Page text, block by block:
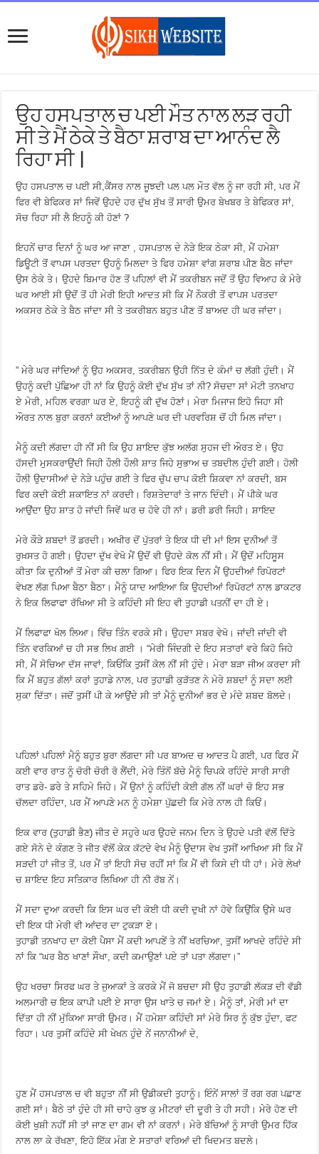
ਉਹ ਹਸਪਤਾਲ ਚ ਪਈ ਮੌਤ ਨਾਲ ਲੜ ਰਹੀ
ਸੀ ਤੇ ਮੈਂ ਠੇਕੇ ਤੇ ਬੈਠਾ ਸ਼ਰਾਬ ਦਾ ਆਨੰਦ ਲੈ
ਰਿਹਾ ਸੀ |
ਉਹ ਹਸਪਤਾਲ ਚ ਪਈ ਸੀ,ਕੈਂਸਰ ਨਾਲ ਜੂਝਦੀ ਪਲ ਪਲ ਮੌਤ ਵੱਲ ਨੂੰ ਜਾ ਰਹੀ ਸੀ, ਪਰ ਮੈਂ
ਫਿਰ ਵੀ ਬੇਫਿਕਰ ਸਾਂ ਜਿਵੇਂ ਉਹਦੇ ਹਰ ਦੁੱਖ ਸੁੱਖ ਤੋਂ ਸਾਰੀ ਉਮਰ ਬੇਖਬਰ ਤੇ ਬੇਫਿਕਰ ਸਾਂ,
ਸੋਚ ਰਿਹਾ ਸੀ ਲੈ ਇਹਨੂੰ ਕੀ ਹੋਣਾਂ ?
ਇਹਨੇਂ ਚਾਰ ਦਿਨਾਂ ਨੂੰ ਘਰ ਆ ਜਾਣਾ , ਹਸਪਤਾਲ ਦੇ ਨੇੜੇ ਇਕ ਠੇਕਾ ਸੀ, ਮੈਂ ਹਮੇਸ਼ਾ
ਡਿਊਟੀ ਤੋਂ ਵਾਪਸ ਪਰਤਦਾ ਉਹਨੂੰ ਮਿਲਦਾ ਤੇ ਫਿਰ ਹਮੇਸ਼ਾ ਵਾਂਗ ਸ਼ਰਾਬ ਪੀਣ ਬੈਠ ਜਾਂਦਾ
ਉਸ ਠੇਕੇ ਤੇ। ਉਹਦੇ ਬਿਮਾਰ ਹੋਣ ਤੋਂ ਪਹਿਲਾਂ ਵੀ ਮੈਂ ਤਕਰੀਬਨ ਜਦੋਂ ਤੋਂ ਉਹ ਵਿਆਹ ਕੇ ਮੇਰੇ
ਘਰ ਆਈ ਸੀ ਉਦੋਂ ਤੋਂ ਹੀ ਮੇਰੀ ਇਹੀ ਆਦਤ ਸੀ ਕਿ ਮੈਂ ਨੌਕਰੀ ਤੋਂ ਵਾਪਸ ਪਰਤਦਾ
ਅਕਸਰ ਠੇਕੇ ਤੇ ਬੈਠ ਜਾਂਦਾ ਸੀ ਤੇ ਤਕਰੀਬਨ ਬਹੁਤ ਪੀਣ ਤੋਂ ਬਾਅਦ ਹੀ ਘਰ ਜਾਂਦਾ।
” ਮੇਰੇ ਘਰ ਜਾਂਦਿਆਂ ਨੂੰ ਉਹ ਅਕਸਰ, ਤਕਰੀਬਨ ਉਹੀ ਨਿੱਤ ਦੇ ਕੰਮਾਂ ਚ ਲੱਗੀ ਹੁੰਦੀ। ਮੈਂ
ਉਹਨੂੰ ਕਦੀ ਪੁੱਛਿਆ ਹੀ ਨਾਂ ਕਿ ਉਹਨੂੰ ਕੋਈ ਦੁੱਖ ਸੁੱਖ ਤਾਂ ਨੀ? ਸੋਚਦਾ ਸਾਂ ਮੋਟੀ ਤਨਖਾਹ
ਏ ਮੇਰੀ, ਮਹਿਲ ਵਰਗਾ ਘਰ ਏ, ਇਹਨੂੰ ਕੀ ਦੁੱਖ ਹੋਣਾਂ। ਮੇਰਾ ਮਿਜਾਜ ਇਹੋ ਜਿਹਾ ਸੀ
ਔਰਤ ਨਾਲ ਬੁਰਾ ਕਰਨਾਂ ਕਈਆਂ ਨੂੰ ਆਪਣੇ ਘਰ ਦੀ ਪਰਵਰਿਸ਼ ਚੋਂ ਹੀ ਮਿਲ ਜਾਂਦਾ।
ਮੈਨੂੰ ਕਦੀ ਲੱਗਦਾ ਹੀ ਨੀਂ ਸੀ ਕਿ ਉਹ ਸ਼ਾਇਦ ਕੁੱਝ ਅਲੱਗ ਸੁਹਜ ਦੀ ਔਰਤ ਏ। ਉਹ
ਹੱਸਦੀ ਮੁਸਕਰਾਉਂਦੀ ਜਿਹੀ ਹੌਲੀ ਹੌਲੀ ਸ਼ਾਤ ਜਿਹੇ ਸੁਭਾਅ ਚ ਤਬਦੀਲ ਹੁੰਦੀ ਗਈ। ਹੋਲੀ
ਹੌਲੀ ਉਦਾਸੀਆਂ ਦੇ ਨੇੜੇ ਪਹੁੰਚ ਗਈ ਤੇ ਫਿਰ ਚੁੱਪ ਚਾਪ ਕੋਈ ਸ਼ਿਕਵਾ ਨਾਂ ਕਰਦੀ, ਬਸ
ਫਿਰ ਕਦੀ ਕੋਈ ਸ਼ਕਾਇਤ ਨਾਂ ਕਰਦੀ। ਰਿਸ਼ਤੇਦਾਰਾਂ ਤੇ ਜਾਨ ਦਿੰਦੀ। ਮੈਂ ਪੀਕੇ ਘਰ
ਆਉਂਦਾ ਉਹ ਸ਼ਾਤ ਹੋ ਜਾਂਦੀ ਜਿਵੇਂ ਘਰ ਚ ਹੋਵੇ ਹੀ ਨਾਂ। ਡਰੀ ਡਰੀ ਜਿਹੀ। ਸ਼ਾਇਦ
ਮੇਰੇ ਕੌੜੇ ਸ਼ਬਦਾਂ ਤੋਂ ਡਰਦੀ। ਅਖੀਰ ਦੋਂ ਪੁੱਤਰਾਂ ਤੇ ਇਕ ਧੀ ਦੀ ਮਾਂ ਇਸ ਦੁਨੀਆਂ ਤੋਂ
ਰੁਖ਼ਸਤ ਹੋ ਗਈ। ਉਹਦਾ ਦੁੱਖ ਵੇਖੋ ਮੈਂ ਉਦੋਂ ਵੀ ਉਹਦੇ ਕੋਲ ਨੀਂ ਸੀ। ਮੈਂ ਉਦੋਂ ਮਹਿਸੂਸ
ਕੀਤਾ ਕਿ ਦੁਨੀਆਂ ਤੋਂ ਮੇਰਾ ਕੀ ਚਲਾ ਗਿਆ। ਫਿਰ ਇਕ ਦਿਨ ਮੈਂ ਉਹਦੀਆਂ ਰਿਪੋਰਟਾਂ
ਵੇਖਣ ਲੱਗ ਪਿਆ ਬੈਠਾ ਬੈਠਾ। ਮੈਨੂੰ ਯਾਦ ਆਇਆ ਕਿ ਉਹਦੀਆਂ ਰਿਪੋਰਟਾਂ ਨਾਲ ਡਾਕਟਰ
ਨੇ ਇਕ ਲਿਫਾਫਾ ਰੱਖਿਆ ਸੀ ਤੇ ਕਹਿੰਦੀ ਸੀ ਇਹ ਵੀ ਤੁਹਾਡੀ ਪਤਨੀਂ ਦਾ ਹੀ ਏ।
ਮੈਂ ਲਿਫਾਫਾ ਖੋਲ ਲਿਆ। ਵਿੱਚ ਤਿੰਨ ਵਰਕੇ ਸੀ। ਉਹਦਾ ਸਬਰ ਵੇਖੋ। ਜਾਂਦੀ ਜਾਂਦੀ ਵੀ
ਤਿੰਨ ਵਰਕਿਆਂ ਚ ਹੀ ਸਭ ਲਿਖ ਗਈ । “ਮੇਰੀ ਜਿੰਦਗੀ ਦੇ ਇਹ ਸਤਾਰਾਂ ਵਰੇ ਕਿਹੋ ਜਿਹੇ
ਸੀ, ਮੈਂ ਸੋਚਿਆ ਦੱਸ ਜਾਵਾਂ, ਕਿਓਂਕਿ ਤੁਸੀਂ ਕੋਲ ਨੀਂ ਸੀ ਹੁੰਦੇ। ਮੇਰਾ ਬੜਾ ਜੀਅ ਕਰਦਾ ਸੀ
ਕਿ ਮੈਂ ਬਹੁਤ ਗੱਲਾਂ ਕਰਾਂ ਤੁਹਾਡੇ ਨਾਲ, ਪਰ ਤੁਹਾਡੀ ਕੁੜੱਤਣ ਨੇ ਮੇਰੇ ਸ਼ਬਦਾਂ ਨੂੰ ਸਦਾ ਲਈ
ਸੁਕਾ ਦਿੱਤਾ। ਜਦੋਂ ਤੁਸੀਂ ਪੀ ਕੇ ਆਉਂਦੇ ਸੀ ਤਾਂ ਮੈਨੂੰ ਦੁਨੀਆਂ ਭਰ ਦੇ ਮੰਦੇ ਸ਼ਬਦ ਬੋਲਦੇ।
ਪਹਿਲਾਂ ਪਹਿਲਾਂ ਮੈਨੂੰ ਬਹੁਤ ਬੁਰਾ ਲੱਗਦਾ ਸੀ ਪਰ ਬਾਅਦ ਚ ਆਦਤ ਪੈ ਗਈ, ਪਰ ਫਿਰ ਮੈਂ
ਕਈ ਵਾਰ ਰਾਤ ਨੂੰ ਚੋਰੀ ਚੋਰੀ ਰੋ ਲੈਂਦੀ, ਮੇਰੇ ਤਿੰਨੋਂ ਬੱਚੇ ਮੈਨੂੰ ਚਿਪਕੇ ਰਹਿੰਦੇ ਸਾਰੀ ਸਾਰੀ
ਰਾਤ ਡਰੇ- ਡਰੇ ਤੇ ਸਹਿਮੇ ਜਿਹੇ। ਮੈਂ ਉਨਾਂ ਨੂੰ ਕਹਿੰਦੀ ਕੋਈ ਗੱਲ ਨੀਂ ਘਰਾਂ ਚੋ ਇਹ ਸਭ
ਚੱਲਦਾ ਰਹਿੰਦਾ, ਪਰ ਮੈਂ ਆਪਣੇ ਮਨ ਨੂੰ ਹਮੇਸ਼ਾ ਪੁੱਛਦੀ ਕਿ ਮੇਰੇ ਨਾਲ ਹੀ ਕਿਓਂ।
ਇਕ ਵਾਰ (ਤੁਹਾਡੀ ਭੈਣ) ਜੀਤ ਦੇ ਸਹੁਰੇ ਘਰ ਉਹਦੇ ਜਨਮ ਦਿਨ ਤੇ ਉਹਦੇ ਪਤੀ ਵੱਲੋਂ ਦਿੱਤੇ
ਗਏ ਸੋਨੇ ਦੇ ਕੰਗਣ ਤੇ ਜੀਤ ਵੱਲੋਂ ਕੇਕ ਕੱਟਦੇ ਵੇਖ ਮੈਨੂੰ ਉਦਾਸ ਵੇਖ ਤੁਸੀਂ ਆਖਿਆ ਸੀ ਕਿ ਮੈਂ
ਸੜਦੀ ਹਾਂ ਜੀਤ ਤੋਂ, ਪਰ ਮੈਂ ਤਾਂ ਇਹੀ ਸੋਚ ਰਹੀਂ ਸਾਂ ਕਿ ਮੈਂ ਵੀ ਕਿਸੇ ਦੀ ਧੀ ਹਾਂ। ਮੇਰੇ ਲੇਖਾਂ
ਚ ਸ਼ਾਇਦ ਇਹ ਸਤਿਕਾਰ ਲਿਖਿਆ ਹੀ ਨੀ ਰੱਬ ਨੇਂ।
ਮੈਂ ਸਦਾ ਦੁਆ ਕਰਦੀ ਕਿ ਇਸ ਘਰ ਦੀ ਕੋਈ ਧੀ ਕਦੀ ਦੁਖੀ ਨਾਂ ਹੋਵੇ ਕਿਉਂਕਿ ਉਸੇ ਘਰ
ਦੀ ਇਕ ਧੀ ਮੇਰੀ ਵੀ ਆਂਦਰ ਦਾ ਟੁਕੜਾ ਏ।
ਤੁਹਾਡੀ ਤਨਖਾਹ ਦਾ ਕੋਈ ਪੈਸਾ ਮੈਂ ਕਦੀ ਆਪਣੇਂ ਤੇ ਨੀਂ ਖਰਚਿਆ, ਤੁਸੀਂ ਆਖਦੇ ਰਹਿੰਦੇ ਸੀ
ਨਾਂ ਕਿ “ਘਰ ਬੈਠ ਖਾਣਾਂ ਸੌਖਾ, ਕਦੀ ਕਮਾਉਣਾਂ ਪਏ ਤਾਂ ਪਤਾ ਲੱਗਦਾ।”
ਉਹ ਖਰਚਾ ਸਿਰਫ ਘਰ ਤੇ ਜੁਆਕਾਂ ਤੇ ਕਰਕੇ ਮੈਂ ਜੋ ਬਚਦਾ ਸੀ ਉਹ ਤੁਹਾਡੀ ਲੱਕੜ ਦੀ ਵੱਡੀ
ਅਲਮਾਰੀ ਚ ਇਕ ਕਾਪੀ ਪਈ ਏ ਸਾਰਾ ਉਸ ਖਾਤੇ ਚ ਜਮਾਂ ਏ। ਮੈਨੂੰ ਤਾਂ, ਮੇਰੀ ਮਾਂ ਦਾ
ਦਿੱਤਾ ਹੀ ਨੀਂ ਮੁੱਕਿਆ ਸਾਰੀ ਉਮਰ। ਮੈਂ ਹਮੇਸ਼ਾ ਕਹਿੰਦੀ ਸਾਂ ਮੇਰੇ ਸਿਰ ਨੂੰ ਕੁੱਝ ਹੁੰਦਾ, ਫਟ
ਰਿਹਾ। ਪਰ ਤੁਸੀਂ ਕਹਿੰਦੇ ਸੀ ਖੇਖਨ ਹੁੰਦੇ ਨੇਂ ਜਨਾਨੀਆਂ ਦੇ,
ਹੁਣ ਮੈਂ ਹਸਪਤਾਲ ਚ ਵੀ ਬਹੁਤਾ ਨੀਂ ਸੀ ਉਡੀਕਦੀ ਤੁਹਾਨੂੰ। ਇੰਨੇਂ ਸਾਲਾਂ ਤੋਂ ਰਗ ਰਗ ਪਛਾਣ
ਗਈ ਸਾਂ। ਬੈਠੇ ਤਾਂ ਹੁੰਦੇ ਹੀ ਸੀ ਚਾਹੇ ਕੁਝ ਕੁ ਮੀਟਰਾਂ ਦੀ ਦੂਰੀ ਤੇ ਹੀ ਸਹੀ। ਮੇਰੇ ਹੋਣ ਦੀ
ਕੋਈ ਖੁਸ਼ੀ ਨਹੀਂ ਸੀ ਤਾਂ ਜਾਣ ਦਾ ਗਮ ਵੀ ਨਾਂ ਕਰਨਾਂ। ਮੇਰੇ ਬੱਚਿਆਂ ਨੂੰ ਸਾਰੀ ਉਮਰ ਹਿੱਕ
ਨਾਲ ਲਾ ਕੇ ਰੱਖਣਾ, ਇਹੋ ਇੱਕ ਮੰਗ ਏ ਸਤਾਰਾਂ ਵਰਿਆਂ ਦੀ ਖਿਦਮਤ ਬਦਲੇ।